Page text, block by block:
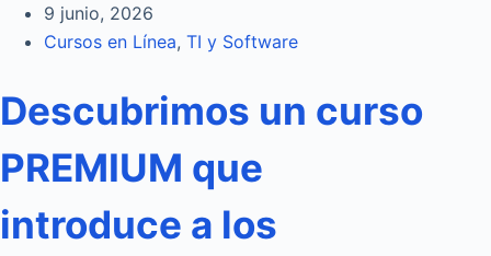
9 junio, 2026
Cursos en Línea, TI y Software
Descubrimos un curso
PREMIUM que
introduce a los